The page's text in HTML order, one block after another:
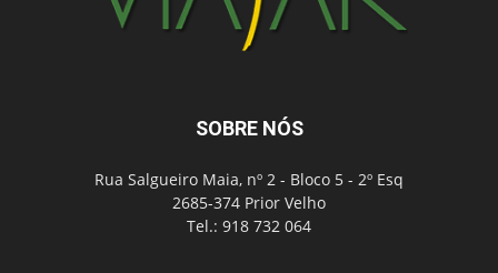
SOBRE NÓS
Rua Salgueiro Maia, nº 2 - Bloco 5 - 2º Esq
2685-374 Prior Velho
Tel.: 918 732 064